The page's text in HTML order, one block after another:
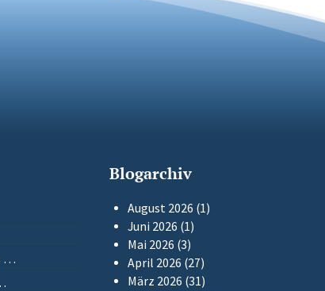
…
Blogarchiv
August 2026 (1)
Juni 2026 (1)
Mai 2026 (3)
April 2026 (27)
März 2026 (31)